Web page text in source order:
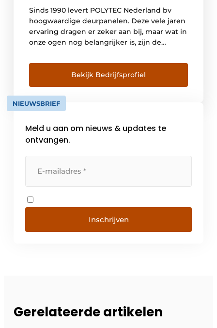
Sinds 1990 levert POLYTEC Nederland bv
hoogwaardige deurpanelen. Deze vele jaren
ervaring dragen er zeker aan bij, maar wat in
onze ogen nog belangrijker is, zijn de
factor spelen in onze dagelijkse werk.
Daarom handelen wij naar de behoeften van
onze klanten en hun wens naar
individualiteit, design en […]
Bekijk Bedrijfsprofiel
NIEUWSBRIEF
Meld u aan om nieuws & updates te
ontvangen.
Inschrijven
Gerelateerde artikelen